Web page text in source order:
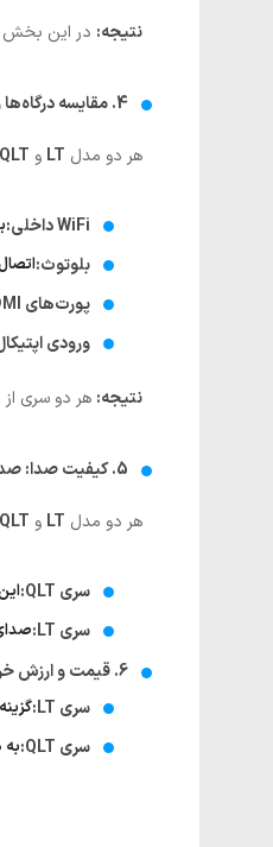
نتیجه: در این بخش
4. مقایسه درگاه‌ها و اتصالات
هر دو مدل LT و QLT
WiFi داخلی:
بلوتوث:
پورت‌های HDMI و USB:
ورودی
نتیجه: هر دو سری از
5. کیفیت صدا: صدایی فراتر از تصور
هر دو مدل LT و QLT
سری QLT:
سری LT:
6. قیمت و ارزش خرید
سری LT:
سری QLT: به